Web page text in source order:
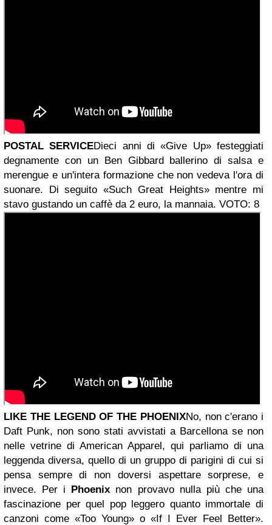
POSTAL SERVICEDieci anni di «Give Up» festeggiati
degnamente con un Ben Gibbard ballerino di salsa e
merengue e un'intera formazione che non vedeva l'ora di
suonare. Di seguito «Such Great Heights» mentre mi
stavo gustando un caffè da 2 euro, la mannaia. VOTO: 8
LIKE THE LEGEND OF THE PHOENIXNo, non c'erano i
Daft Punk, non sono stati avvistati a Barcellona se non
nelle vetrine di American Apparel, qui parliamo di una
leggenda diversa, quello di un gruppo di parigini di cui si
pensa sempre di non doversi aspettare sorprese, e
invece. Per i Phoenix non provavo nulla più che una
fascinazione per quel pop leggero quanto immortale di
canzoni come «Too Young» o «If I Ever Feel Better».